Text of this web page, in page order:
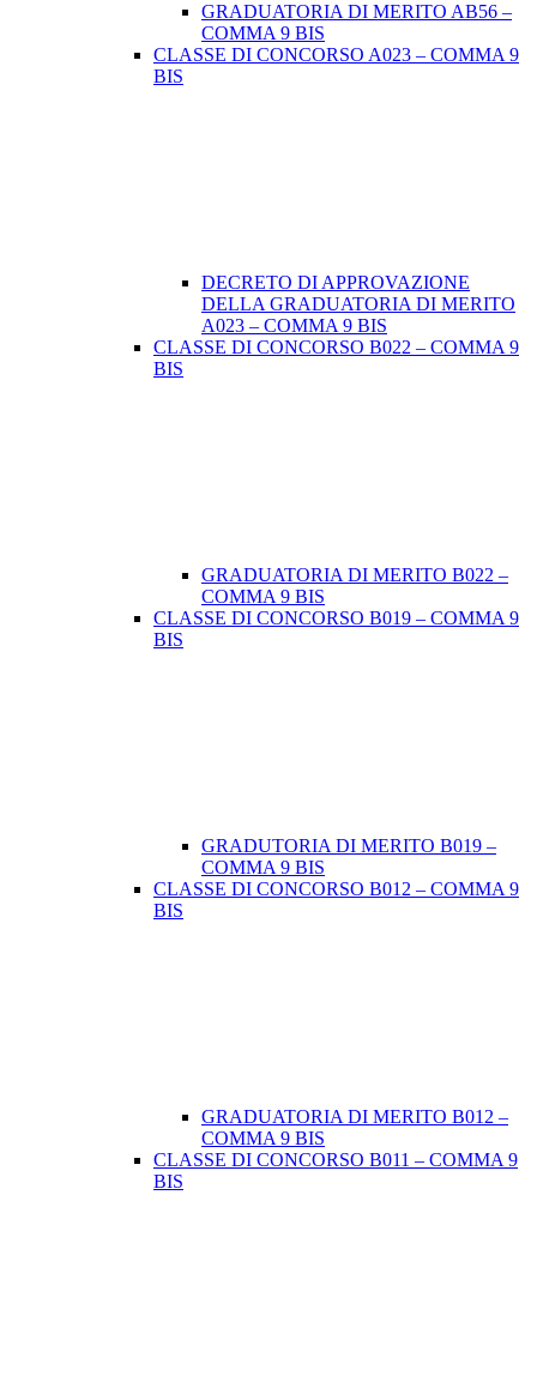
GRADUATORIA DI MERITO AB56 –
COMMA 9 BIS
CLASSE DI CONCORSO A023 – COMMA 9
BIS
DECRETO DI APPROVAZIONE
DELLA GRADUATORIA DI MERITO
A023 – COMMA 9 BIS
CLASSE DI CONCORSO B022 – COMMA 9
BIS
GRADUATORIA DI MERITO B022 –
COMMA 9 BIS
CLASSE DI CONCORSO B019 – COMMA 9
BIS
GRADUTORIA DI MERITO B019 –
COMMA 9 BIS
CLASSE DI CONCORSO B012 – COMMA 9
BIS
GRADUATORIA DI MERITO B012 –
COMMA 9 BIS
CLASSE DI CONCORSO B011 – COMMA 9
BIS